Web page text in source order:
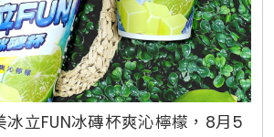
冰立FUN冰磚杯爽沁檸檬，8月5